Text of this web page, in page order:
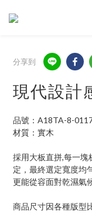
分享到
現代設計
品號：A18TA-8-
材質：實木
採用大板直拼,每一塊
定，最終選定寬度均
更能從容面對乾濕氣
商品尺寸因各種版型